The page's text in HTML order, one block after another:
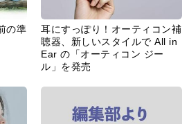
の準
耳にすっぽり！オーティコン補
聴器、新しいスタイルで All in
Ear の「オーティコン ジー
ル」を発売